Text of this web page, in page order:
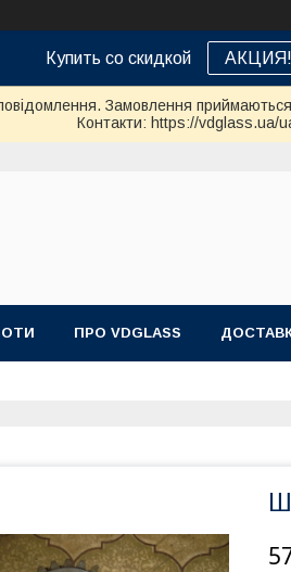
Купить со скидкой
Замовлення
Контакти: https://vdglass.ua/
ПРО VDGLASS